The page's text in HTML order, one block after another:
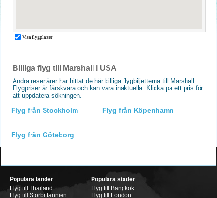
Billiga flyg till Marshall i USA
Andra resenärer har hittat de här billiga flygbiljetterna till Marshall.
Flygpriser är färskvara och kan vara inaktuella. Klicka på ett pris för
att uppdatera sökningen.
Flyg från Stockholm Flyg från Köpenhamn
Flyg från Göteborg
Populära länder
Flyg till Thailand
Flyg till Storbritannien
Populära städer
Flyg till Bangkok
Flyg till London